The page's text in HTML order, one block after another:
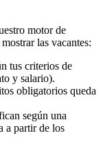
motor de
las vacantes:
tus criterios de
y salario).
obligatorios queda
según una
a partir de los